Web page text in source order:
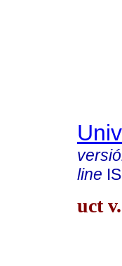
line
uct